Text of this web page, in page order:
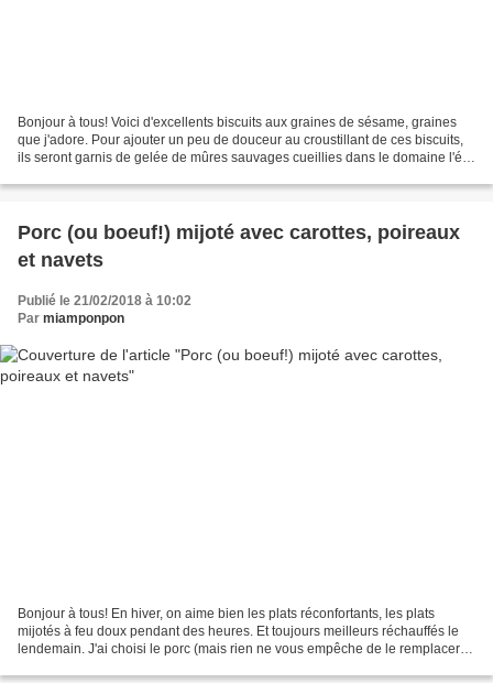
Bonjour à tous! Voici d'excellents biscuits aux graines de sésame, graines
que j'adore. Pour ajouter un peu de douceur au croustillant de ces biscuits,
ils seront garnis de gelée de mûres sauvages cueillies dans le domaine l'été
Porc (ou boeuf!) mijoté avec carottes, poireaux
et navets
Publié le 21/02/2018 à 10:02
Par miamponpon
Bonjour à tous! En hiver, on aime bien les plats réconfortants, les plats
mijotés à feu doux pendant des heures. Et toujours meilleurs réchauffés le
lendemain. J'ai choisi le porc (mais rien ne vous empêche de le remplacer